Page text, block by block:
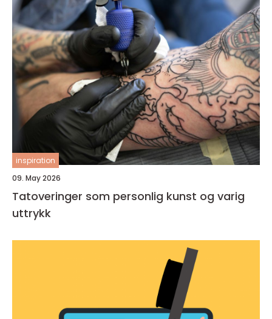
inspiration
09. May 2026
Tatoveringer som personlig kunst og varig
uttrykk